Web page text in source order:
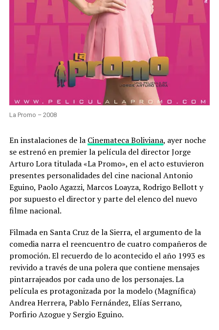
La Promo – 2008
En instalaciones de la Cinemateca Boliviana, ayer noche
se estrenó en premier la película del director Jorge
Arturo Lora titulada «La Promo», en el acto estuvieron
presentes personalidades del cine nacional Antonio
Eguino, Paolo Agazzi, Marcos Loayza, Rodrigo Bellott y
por supuesto el director y parte del elenco del nuevo
filme nacional.
Filmada en Santa Cruz de la Sierra, el argumento de la
comedia narra el reencuentro de cuatro compañeros de
promoción. El recuerdo de lo acontecido el año 1993 es
revivido a través de una polera que contiene mensajes
pintarrajeados por cada uno de los personajes. La
película es protagonizada por la modelo (Magnífica)
Andrea Herrera, Pablo Fernández, Elías Serrano,
Porfirio Azogue y Sergio Eguino.